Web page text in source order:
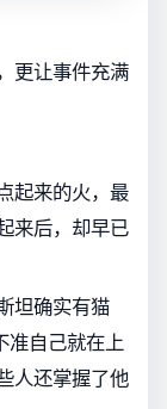
更让事件充满
起来的火，最
来后，却早已
坦确实有猫
准自己就在上
人还掌握了他